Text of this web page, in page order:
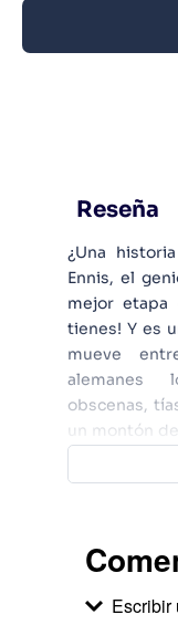
Reseña
¿Una
Ennis, el
mejor etapa
tienes! Y es
mueve
alemanes
obscenas,
un montón
te encanta
Ennis.
Escribir